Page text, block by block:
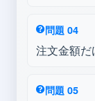
問題 04
注文金額だ
問題 05